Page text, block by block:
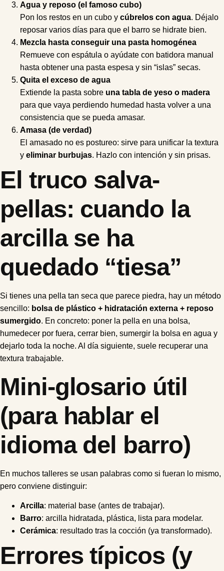
Agua y reposo (el famoso cubo)
Pon los restos en un cubo y cúbrelos con agua. Déjalo
reposar varios días para que el barro se hidrate bien.
Mezcla hasta conseguir una pasta homogénea
Remueve con espátula o ayúdate con batidora manual
hasta obtener una pasta espesa y sin “islas” secas.
Quita el exceso de agua
Extiende la pasta sobre una tabla de yeso o madera
para que vaya perdiendo humedad hasta volver a una
consistencia que se pueda amasar.
Amasa (de verdad)
El amasado no es postureo: sirve para unificar la textura
y eliminar burbujas. Hazlo con intención y sin prisas.
El truco salva-
pellas: cuando la
arcilla se ha
quedado “tiesa”
Si tienes una pella tan seca que parece piedra, hay un método
sencillo: bolsa de plástico + hidratación externa + reposo
sumergido. En concreto: poner la pella en una bolsa,
humedecer por fuera, cerrar bien, sumergir la bolsa en agua y
dejarlo toda la noche. Al día siguiente, suele recuperar una
textura trabajable.
Mini-glosario útil
(para hablar el
idioma del barro)
En muchos talleres se usan palabras como si fueran lo mismo,
pero conviene distinguir:
Arcilla: material base (antes de trabajar).
Barro: arcilla hidratada, plástica, lista para modelar.
Cerámica: resultado tras la cocción (ya transformado).
Errores típicos (y